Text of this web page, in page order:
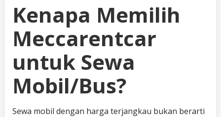
Kenapa Memilih
Meccarentcar
untuk Sewa
Mobil/Bus?
Sewa mobil dengan harga terjangkau bukan berarti